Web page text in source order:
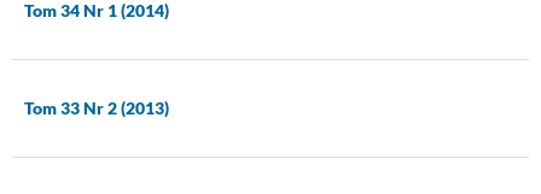
Tom 34 Nr 1 (2014)
Tom 33 Nr 2 (2013)